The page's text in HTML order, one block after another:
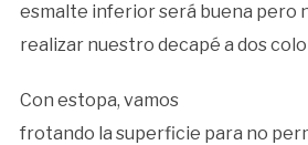
esmalte inferior será buena pero
realizar nuestro decapé a dos
Con estopa, vamos
frotando la superficie para no